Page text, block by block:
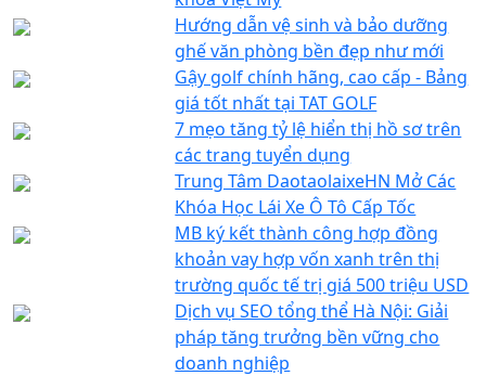
Hướng dẫn vệ sinh và bảo dưỡng
ghế văn phòng bền đẹp như mới
Gậy golf chính hãng, cao cấp - Bảng
giá tốt nhất tại TAT GOLF
7 mẹo tăng tỷ lệ hiển thị hồ sơ trên
các trang tuyển dụng
Trung Tâm DaotaolaixeHN Mở Các
Khóa Học Lái Xe Ô Tô Cấp Tốc
MB ký kết thành công hợp đồng
khoản vay hợp vốn xanh trên thị
trường quốc tế trị giá 500 triệu USD
Dịch vụ SEO tổng thể Hà Nội: Giải
pháp tăng trưởng bền vững cho
doanh nghiệp